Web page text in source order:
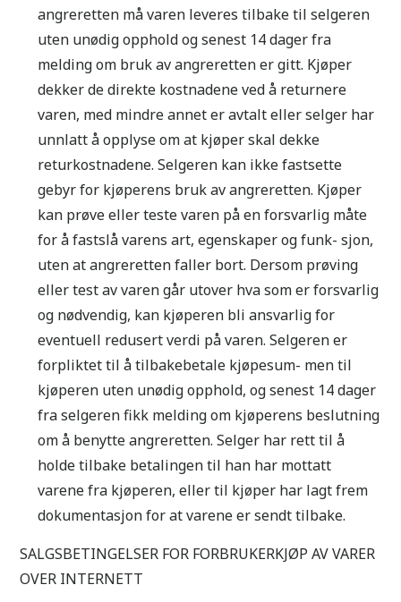
angreretten må varen leveres tilbake til selgeren
uten unødig opphold og senest 14 dager fra
melding om bruk av angreretten er gitt. Kjøper
dekker de direkte kostnadene ved å returnere
varen, med mindre annet er avtalt eller selger har
unnlatt å opplyse om at kjøper skal dekke
returkostnadene. Selgeren kan ikke fastsette
gebyr for kjøperens bruk av angreretten. Kjøper
kan prøve eller teste varen på en forsvarlig måte
for å fastslå varens art, egenskaper og funk- sjon,
uten at angreretten faller bort. Dersom prøving
eller test av varen går utover hva som er forsvarlig
og nødvendig, kan kjøperen bli ansvarlig for
eventuell redusert verdi på varen. Selgeren er
forpliktet til å tilbakebetale kjøpesum- men til
kjøperen uten unødig opphold, og senest 14 dager
fra selgeren fikk melding om kjøperens beslutning
om å benytte angreretten. Selger har rett til å
holde tilbake betalingen til han har mottatt
varene fra kjøperen, eller til kjøper har lagt frem
dokumentasjon for at varene er sendt tilbake.
SALGSBETINGELSER FOR FORBRUKERKJØP AV VARER
OVER INTERNETT